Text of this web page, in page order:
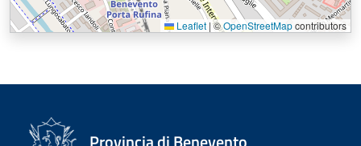
Leaflet |©OpenStreetMapcontributors